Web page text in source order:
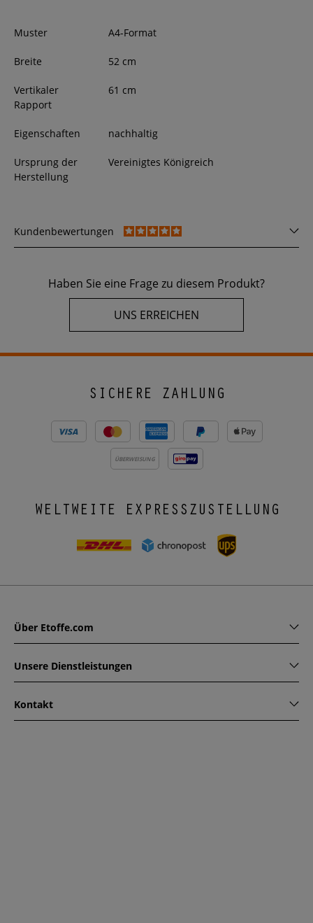
Muster A4-Format
Breite 52 cm
Vertikaler
Rapport
61 cm
Eigenschaften nachhaltig
Ursprung der
Herstellung
Vereinigtes Königreich
Kundenbewertungen
Haben Sie eine Frage zu diesem Produkt?
UNS ERREICHEN
SICHERE ZAHLUNG
ÜBERWEISUNG
WELTWEITE EXPRESSZUSTELLUNG
Über Etoffe.com
Unsere Dienstleistungen
Kontakt